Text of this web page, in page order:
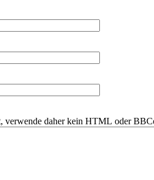
verwende daher kein HTML oder